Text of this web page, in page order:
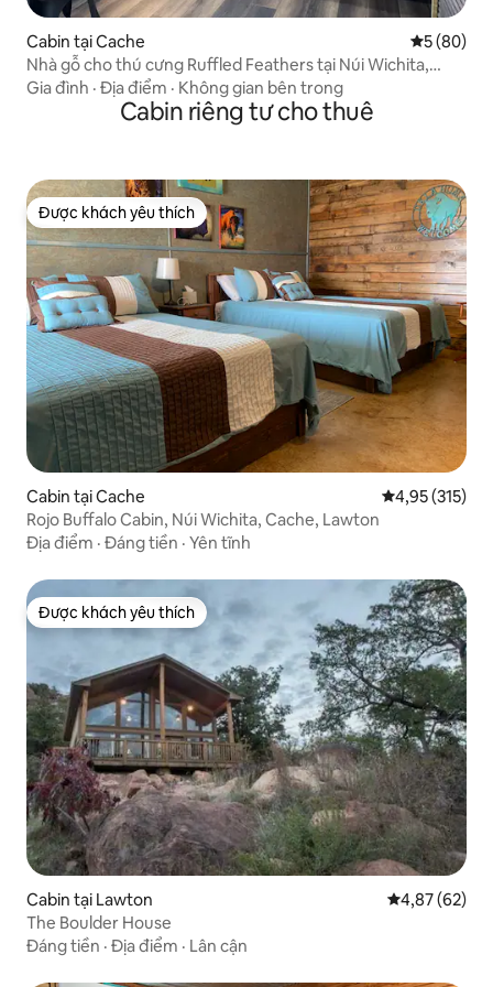
Cabin tại Cache Xếp hạng
5 (80)
Nhà gỗ cho thú cưng Ruffled Feathers tại Núi Wichita,
Cache
Gia đình · Địa điểm · Không gian bên trong
Cabin riêng tư cho thuê
Được khách yêu thích
Được khách yêu thích
Cabin tại Cache Xếp hạng
4,95 (315)
Rojo Buffalo Cabin, Núi Wichita, Cache, Lawton
Địa điểm · Đáng tiền · Yên tĩnh
Được khách yêu thích
Được khách yêu thích
Cabin tại Lawton Xếp hạng
4,87 (62)
The Boulder House
Đáng tiền · Địa điểm · Lân cận